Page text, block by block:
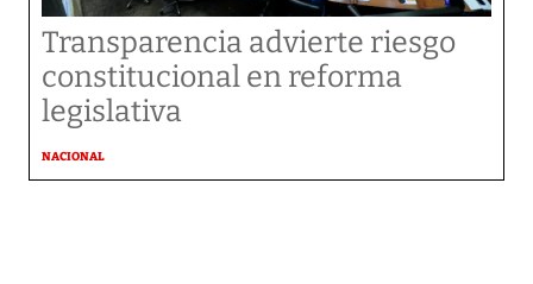
Transparencia advierte riesgo
constitucional en reforma
legislativa
NACIONAL